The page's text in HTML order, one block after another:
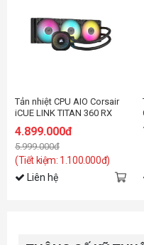
Tản nhiệt CPU AIO Corsair
iCUE LINK TITAN 360 RX
WW
4.899.000đ
5.999.000đ
(Tiết kiệm: 1.100.000đ)
Liên hệ